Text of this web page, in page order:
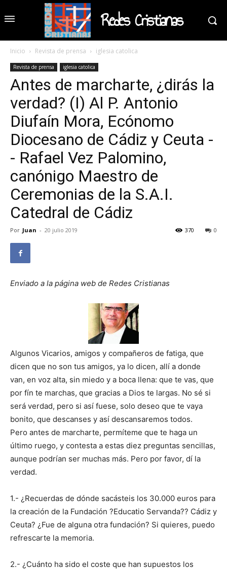
Redes Cristianas
Inicio Revista de prensa iglesia catolica
Revista de prensa iglesia catolica
Antes de marcharte, ¿dirás la
verdad? (I) Al P. Antonio
Diufaín Mora, Ecónomo
Diocesano de Cádiz y Ceuta -
- Rafael Vez Palomino,
canónigo Maestro de
Ceremonias de la S.A.I.
Catedral de Cádiz
Por Juan - 20 julio 2019 0
370
Enviado a la página web de Redes Cristianas
Algunos Vicarios, amigos y compañeros de fatiga, que
dicen que no son tus amigos, ya lo dicen, allí a donde
van, en voz alta, sin miedo y a boca llena: que te vas, que
por fín te marchas, que gracias a Dios te largas. No sé si
será verdad, pero si así fuese, solo deseo que te vaya
bonito, que descanses y así descansaremos todos.
Pero antes de marcharte, permíteme que te haga un
último ruego, y contesta a estas diez preguntas sencillas,
aunque podrían ser muchas más. Pero por favor, dí la
verdad.
1.- ¿Recuerdas de dónde sacásteis los 30.000 euros para
la creación de la Fundación ?Educatio Servanda?? Cádiz y
Ceuta? ¿Fue de alguna otra fundación? Si quieres, puedo
refrescarte la memoria.
2.- ¿Cuánto ha sido el coste que han supuestos los